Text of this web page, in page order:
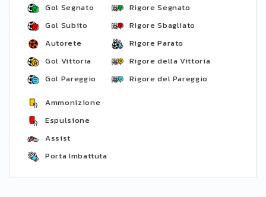
Gol Segnato
Gol Subito
Autorete
Gol Vittoria
Gol Pareggio
Rigore Segnato
Rigore Sbagliato
Rigore Parato
Rigore della Vittoria
Rigore del Pareggio
Ammonizione
Espulsione
Assist
Porta Imbattuta